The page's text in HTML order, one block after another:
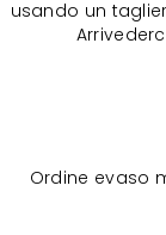
usando un
Ordine evaso